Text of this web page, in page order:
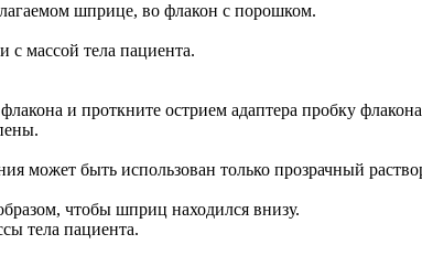
шприце, во флакон с порошком.
с массой тела пациента.
и проткните острием адаптера пробку
может быть использован только прозрачный
чтобы шприц находился внизу.
тела пациента.